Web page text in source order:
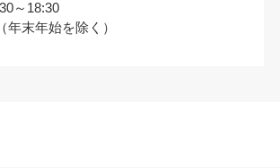
～18:30
年末年始を除く）